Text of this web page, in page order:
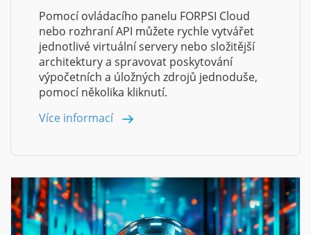
Pomocí ovládacího panelu FORPSI Cloud
nebo rozhraní API můžete rychle vytvářet
jednotlivé virtuální servery nebo složitější
architektury a spravovat poskytování
výpočetních a úložných zdrojů jednoduše,
pomocí několika kliknutí.
Více informací